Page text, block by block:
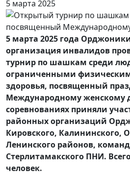
5 марта 2025
5 марта 2025 года
организация инвалидов
турнир по шашкам среди
ограниченными
здоровья, посвященный
Международному женскому
соревнованиях приняли
районных организаций
Кировского, Калининского,
Ленинского районов,
Стерлитамакского ПНИ.
человек.